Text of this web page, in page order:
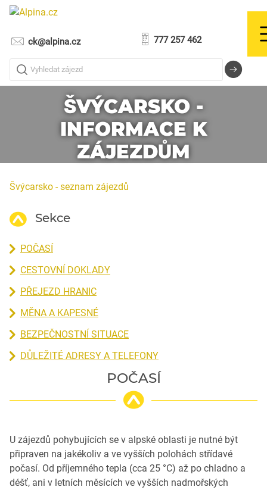
ck@alpina.cz 777 257 462
Vyhledat zájezd
ŠVÝCARSKO -
INFORMACE K
ZÁJEZDŮM
Švýcarsko - seznam zájezdů
Sekce
POČASÍ
CESTOVNÍ DOKLADY
PŘEJEZD HRANIC
MĚNA A KAPESNÉ
BEZPEČNOSTNÍ SITUACE
DŮLEŽITÉ ADRESY A TELEFONY
POČASÍ
U zájezdů pohybujících se v alpské oblasti je nutné být
připraven na jakékoliv a ve vyšších polohách střídavé
počasí. Od příjemného tepla (cca 25 °C) až po chladno a
déšť, ani v letních měsících ve vyšších nadmořských